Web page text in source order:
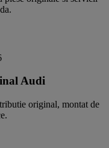
Audi
original, montat de